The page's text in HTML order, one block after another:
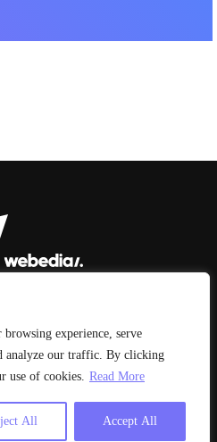
browsing experience, serve
analyze our traffic. By clicking
use of cookies. Read More
All Accept All
Agency